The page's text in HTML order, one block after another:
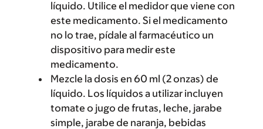
líquido. Utilice el medidor que viene con
este medicamento. Si el medicamento
no lo trae, pídale al farmacéutico un
dispositivo para medir este
medicamento.
Mezcle la dosis en 60 ml (2 onzas) de
líquido. Los líquidos a utilizar incluyen
tomate o jugo de frutas, leche, jarabe
simple, jarabe de naranja, bebidas